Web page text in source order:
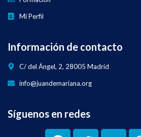
Mi Perfil
Información de contacto
C/ del Ángel, 2, 28005 Madrid
info@juandemariana.org
Síguenos en redes